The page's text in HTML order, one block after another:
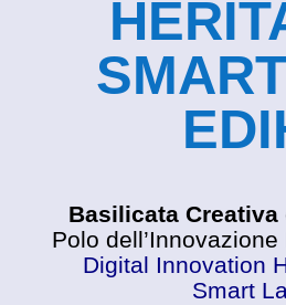
Basilicata Creativa
Polo dell’Innovazione
Digital Innovation
Smart